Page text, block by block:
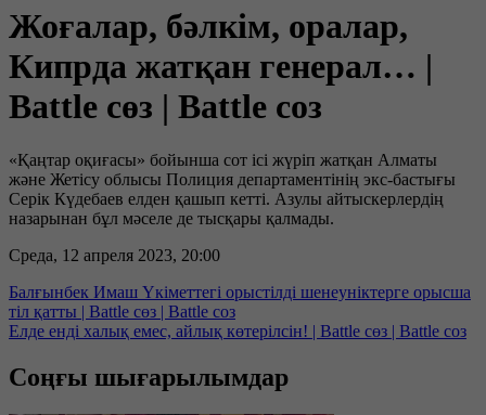
Жоғалар, бәлкім, оралар,
Кипрда жатқан генерал… |
Battle сөз | Battle соз
«Қаңтар оқиғасы» бойынша сот ісі жүріп жатқан Алматы
және Жетісу облысы Полиция департаментінің экс-бастығы
Серік Күдебаев елден қашып кетті. Азулы айтыскерлердің
назарынан бұл мәселе де тысқары қалмады.
Среда, 12 апреля 2023, 20:00
Балғынбек Имаш Үкіметтегі орыстілді шенеуніктерге орысша
тіл қатты | Battle сөз | Battle соз
Елде енді халық емес, айлық көтерілсін! | Battle сөз | Battle соз
Соңғы шығарылымдар